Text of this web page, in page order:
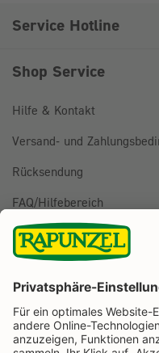
Service Hotline
Shop Service
Hilfe & Kontakt
Versand- und
Rücksendung
FAQ/Hilfebereich
BESTELLUNG
Rapunzel Naturkost
Rapunzel